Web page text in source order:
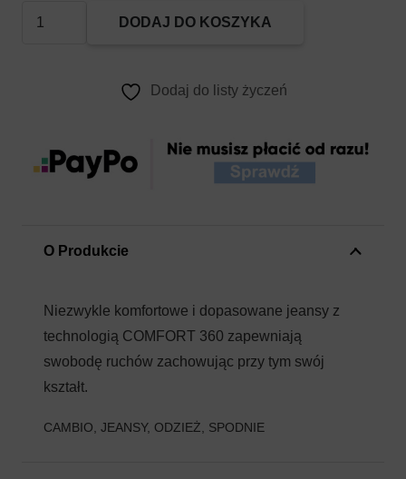
DODAJ DO KOSZYKA
Dodaj do listy życzeń
O Produkcie
Niezwykle komfortowe i dopasowane jeansy z
technologią COMFORT 360 zapewniają
swobodę ruchów zachowując przy tym swój
kształt.
CAMBIO, JEANSY, ODZIEŻ, SPODNIE